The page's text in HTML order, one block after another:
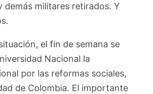
demás militares retirados. Y
el fin de semana se
Nacional la
por las reformas sociales,
de Colombia. El importante